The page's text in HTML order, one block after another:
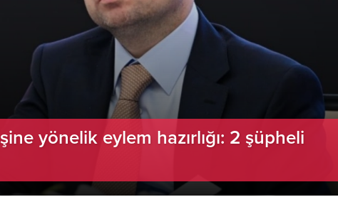
yönelik eylem hazırlığı: 2 şüpheli